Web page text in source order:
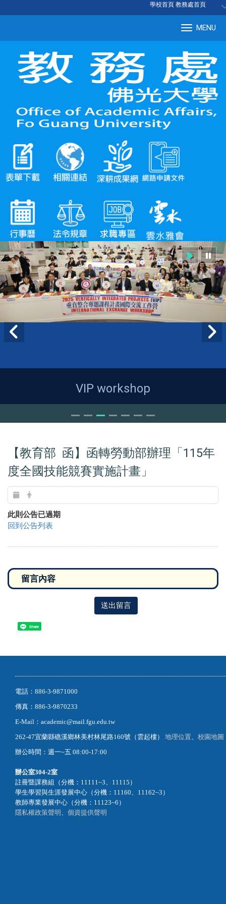
學校首頁 教務處首頁
MENU
VIP workshop
【教育部 函】函轉勞動部辦理「115年
度全國技能競賽實施計畫」
此則公告已過期
回到公告列表
送出留言
Share
電話：886-3-9871000
傳真：886-3-9870233
E-Mail：academic@mail.fgu.edu.tw
262-47宜蘭縣礁溪鄉林美村林尾路160號（雲起樓） 地理位置
校園地圖
辦公時間：週一~五 08:00-17:00
辦公室304-2室
註冊暨課務組（分機：11111~3、11115）
學生學習與生涯發展中心（分機：11160、11162~3）
教師專業發展中心（分機：11123~6）
隱私權政策聲明
個資提供聲明